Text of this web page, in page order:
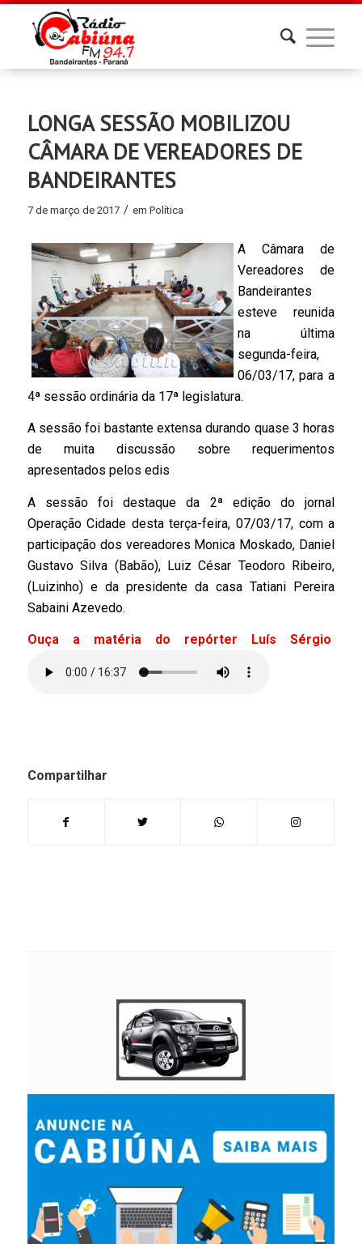
LONGA SESSÃO MOBILIZOU
CÂMARA DE VEREADORES DE
BANDEIRANTES
7 de março de 2017 / em Política
A Câmara de
Vereadores de
Bandeirantes
esteve reunida
na última
segunda-feira,
06/03/17, para a
4ª sessão ordinária da 17ª legislatura.
A sessão foi bastante extensa durando quase 3 horas
de muita discussão sobre requerimentos
apresentados pelos edis
A sessão foi destaque da 2ª edição do jornal
Operação Cidade desta terça-feira, 07/03/17, com a
participação dos vereadores Monica Moskado, Daniel
Gustavo Silva (Babão), Luiz César Teodoro Ribeiro,
(Luizinho) e da presidente da casa Tatiani Pereira
Sabaini Azevedo.
Ouça a matéria do repórter Luís Sérgio
Compartilhar